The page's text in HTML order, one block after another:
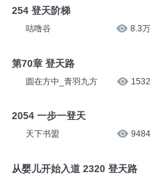
254 登天阶梯
咕噜谷 8.3万
第70章 登天路
圆在方中_青羽九方 1532
2054 一步一登天
天下书盟 9484
从婴儿开始入道 2320 登天路